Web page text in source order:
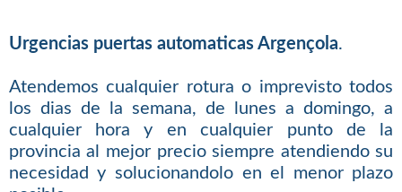
Urgencias puertas automaticas Argençola.
Atendemos cualquier rotura o imprevisto todos
los dias de la semana, de lunes a domingo, a
cualquier hora y en cualquier punto de la
provincia al mejor precio siempre atendiendo su
necesidad y solucionandolo en el menor plazo